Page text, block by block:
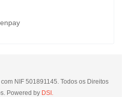
com NIF 501891145. Todos os Direitos
Powered byDSI.